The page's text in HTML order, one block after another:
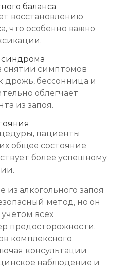
баланса
восстановлению
что особенно важно
синдрома
снятии симптомов
дрожь, бессонница и
облегчает
из запоя.
пациенты
общее состояние
более успешному
алкогольного запоя
метод, но он
всех
предосторожности.
комплексного
консультации
наблюдение и